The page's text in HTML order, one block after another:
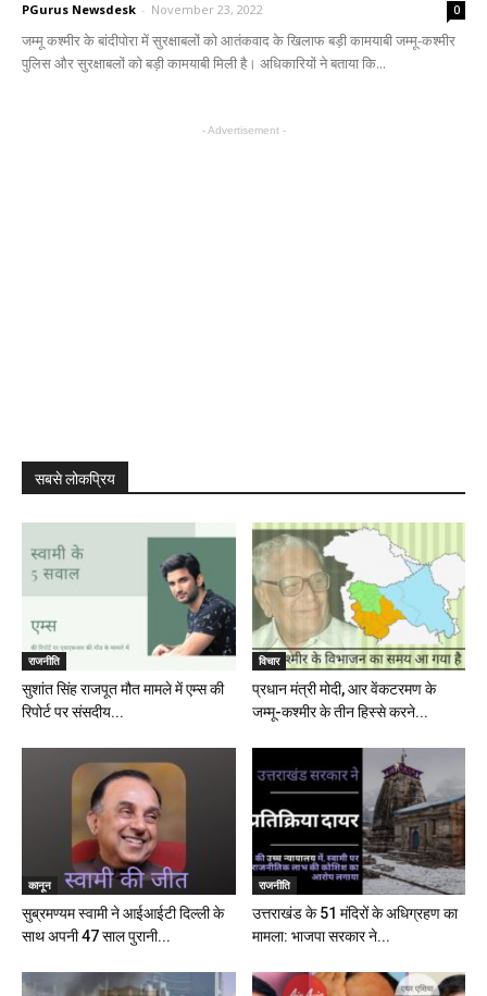
PGurus Newsdesk - November 23, 2022 0
जम्मू कश्मीर के बांदीपोरा में सुरक्षाबलों को आतंकवाद के खिलाफ बड़ी कामयाबी जम्मू-कश्मीर
पुलिस और सुरक्षाबलों को बड़ी कामयाबी मिली है। अधिकारियों ने बताया कि...
- Advertisement -
सबसे लोकप्रिय
राजनीति
सुशांत सिंह राजपूत मौत मामले में एम्स की
रिपोर्ट पर संसदीय...
विचार
प्रधान मंत्री मोदी, आर वेंकटरमण के
जम्मू-कश्मीर के तीन हिस्से करने...
कानून
सुब्रमण्यम स्वामी ने आईआईटी दिल्ली के
साथ अपनी 47 साल पुरानी...
राजनीति
उत्तराखंड के 51 मंदिरों के अधिग्रहण का
मामला: भाजपा सरकार ने...